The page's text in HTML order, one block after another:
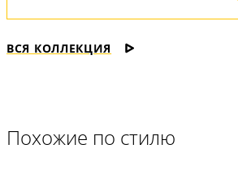
ВСЯ КОЛЛЕКЦИЯ
Похожие по стилю